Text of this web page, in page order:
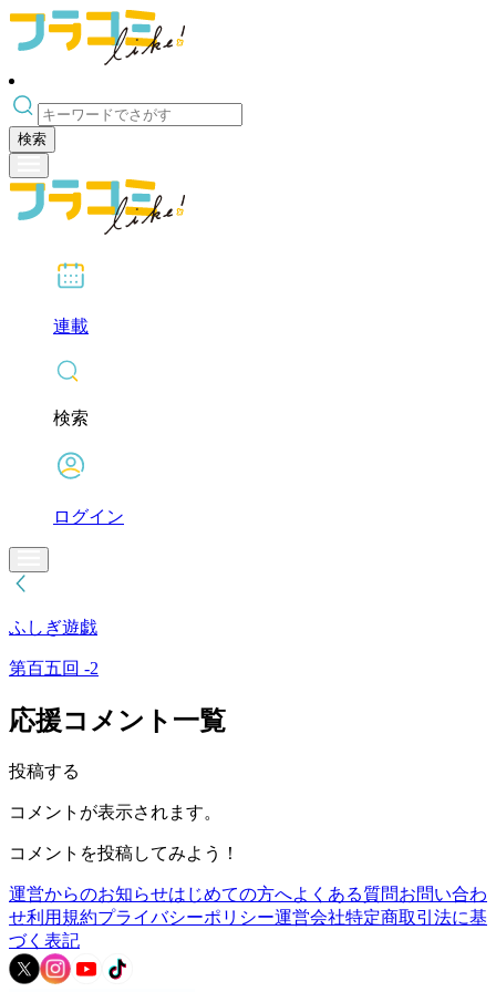
検索
連載
検索
ログイン
ふしぎ遊戯
第百五回 -2
応援コメント一覧
投稿する
コメントが表示されます。
コメントを投稿してみよう！
運営からのお知らせはじめての方へよくある質問お問い合わ
せ利用規約プライバシーポリシー運営会社特定商取引法に基
づく表記